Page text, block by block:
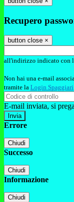
Recupero
button close ×
all'indirizzo indicato con
Non hai una e-mail
tramite la Login Spaggiari
E-mail inviata, si
Errore
Chiudi
Successo
Chiudi
Informazione
Chiudi